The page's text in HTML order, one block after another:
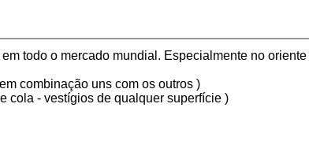
todo o mercado mundial. Especialmente no
combinação uns com os outros )
cola - vestígios de qualquer superfície )